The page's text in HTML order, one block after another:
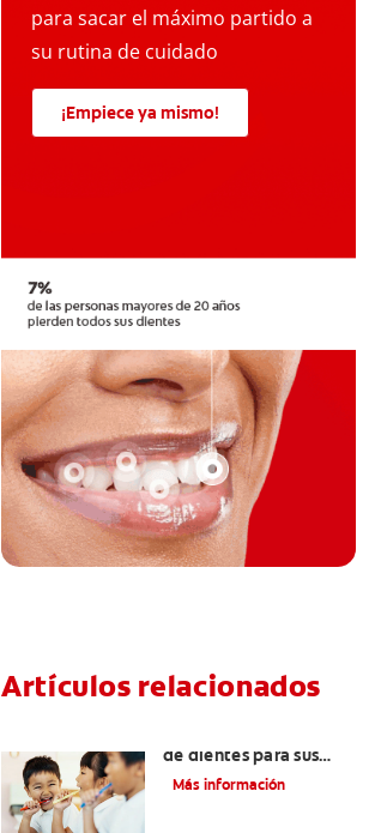
para sacar el máximo partido a
su rutina de cuidado
¡Empiece ya mismo!
Artículos relacionados
de dientes para sus
hijos
Más información